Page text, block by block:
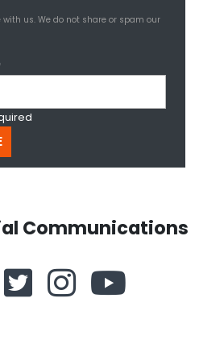
with us. We do not share or spam our
Communications